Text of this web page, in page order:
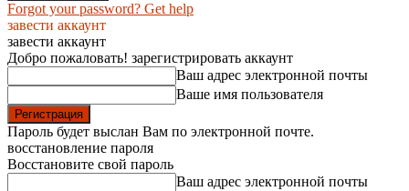
Forgot your password? Get help
завести аккаунт
завести аккаунт
Добро пожаловать! зарегистрировать аккаунт
Ваш адрес электронной почты
Ваше имя пользователя
Пароль будет выслан Вам по электронной почте.
восстановление пароля
Восстановите свой пароль
Ваш адрес электронной почты